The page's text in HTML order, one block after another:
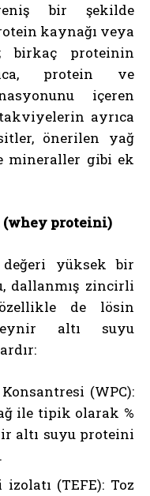
bir şekilde
kaynağı veya
birkaç proteinin
protein ve
içeren
ayrıca
önerilen yağ
mineraller gibi ek
(whey proteini)
yüksek bir
dallanmış zincirli
de lösin
altı suyu
(WPC):
ile tipik olarak %
altı suyu proteini
(TEFE): Toz